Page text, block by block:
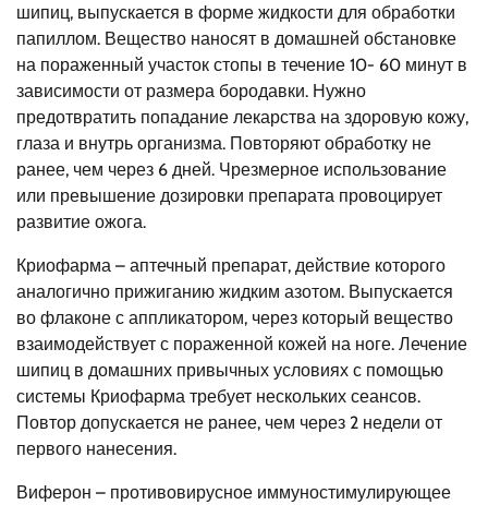
шипиц, выпускается в форме жидкости для обработки
папиллом. Вещество наносят в домашней обстановке
на пораженный участок стопы в течение 10- 60 минут в
зависимости от размера бородавки. Нужно
предотвратить попадание лекарства на здоровую кожу,
глаза и внутрь организма. Повторяют обработку не
ранее, чем через 6 дней. Чрезмерное использование
или превышение дозировки препарата провоцирует
развитие ожога.
Криофарма – аптечный препарат, действие которого
аналогично прижиганию жидким азотом. Выпускается
во флаконе с аппликатором, через который вещество
взаимодействует с пораженной кожей на ноге. Лечение
шипиц в домашних привычных условиях с помощью
системы Криофарма требует нескольких сеансов.
Повтор допускается не ранее, чем через 2 недели от
первого нанесения.
Виферон – противовирусное иммуностимулирующее